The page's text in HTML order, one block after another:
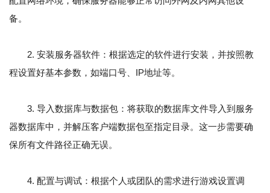
备。
2. 安装服务器软件：根据选定的软件进行安装，并按照教
程设置好基本参数，如端口号、IP地址等。
3. 导入数据库与数据包：将获取的数据库文件导入到服务
器数据库中，并解压客户端数据包至指定目录。这一步需要确
保所有文件路径正确无误。
4. 配置与调试：根据个人或团队的需求进行游戏设置调